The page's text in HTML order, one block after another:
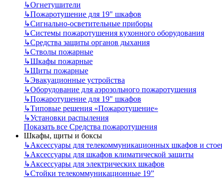
↳Огнетушители
↳Пожаротушение для 19" шкафов
↳Сигнально-осветительные приборы
↳Системы пожаротушения кухонного оборудования
↳Средства защиты органов дыхания
↳Стволы пожарные
↳Шкафы пожарные
↳Щиты пожарные
↳Эвакуационные устройства
↳Оборудование для аэрозольного пожаротушения
↳Пожаротушение для 19" шкафов
↳Типовые решения «Пожаротушение»
↳Установки распыления
Показать все Средства пожаротушения
Шкафы, щиты и боксы
↳Аксессуары для телекоммуникационных шкафов и
↳Аксессуары для шкафов климатической защиты
↳Аксессуары для электрических шкафов
↳Стойки телекоммуникационные 19”